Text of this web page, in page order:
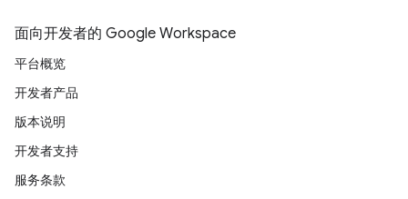
面向开发者的 Google Workspace
平台概览
开发者产品
版本说明
开发者支持
服务条款